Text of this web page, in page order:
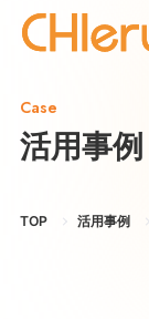
Case
活用事例
TOP 活用事例